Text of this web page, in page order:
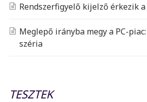
Rendszerfigyelő kijelző érkezik
Meglepő irányba megy a PC-
széria
TESZTEK